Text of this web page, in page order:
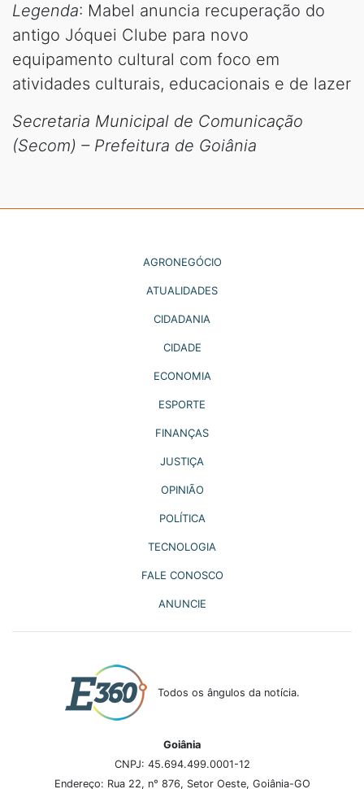
Legenda: Mabel anuncia recuperação do
antigo Jóquei Clube para novo
equipamento cultural com foco em
atividades culturais, educacionais e de lazer
Secretaria Municipal de Comunicação
(Secom) – Prefeitura de Goiânia
AGRONEGÓCIO
ATUALIDADES
CIDADANIA
CIDADE
ECONOMIA
ESPORTE
FINANÇAS
JUSTIÇA
OPINIÃO
POLÍTICA
TECNOLOGIA
FALE CONOSCO
ANUNCIE
Todos os ângulos da notícia.
Goiânia
CNPJ: 45.694.499.0001-12
Endereço: Rua 22, n° 876, Setor Oeste, Goiânia-GO